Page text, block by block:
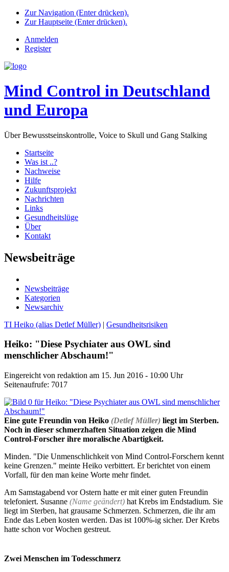
Zur Navigation (Enter drücken).
Zur Hauptseite (Enter drücken).
Anmelden
Register
Mind Control in Deutschland
und Europa
Über Bewusstseinskontrolle, Voice to Skull und Gang Stalking
Startseite
Was ist ..?
Nachweise
Hilfe
Zukunftsprojekt
Nachrichten
Links
Gesundheitslüge
Über
Kontakt
Newsbeiträge
Newsbeiträge
Kategorien
Newsarchiv
TI Heiko (alias Detlef Müller) | Gesundheitsrisiken
Heiko: "Diese Psychiater aus OWL sind
menschlicher Abschaum!"
Eingereicht von redaktion am 15. Jun 2016 - 10:00 Uhr
Seitenaufrufe: 7017
Eine gute Freundin von Heiko (Detlef Müller) liegt im Sterben.
Noch in dieser schmerzhaften Situation zeigen die Mind
Control-Forscher ihre moralische Abartigkeit.
Minden. "Die Unmenschlichkeit von Mind Control-Forschern kennt
keine Grenzen." meinte Heiko verbittert. Er berichtet von einem
Vorfall, für den man keine Worte mehr findet.
Am Samstagabend vor Ostern hatte er mit einer guten Freundin
telefoniert. Susanne (Name geändert) hat Krebs im Endstadium. Sie
liegt im Sterben, hat grausame Schmerzen. Schmerzen, die ihr am
Ende das Leben kosten werden. Das ist 100%-ig sicher. Der Krebs
hatte schon vor Wochen gestreut.
Zwei Menschen im Todesschmerz